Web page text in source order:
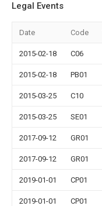
Legal Events
Date Code
2015-02-18 C06
2015-02-18 PB01
2015-03-25 C10
2015-03-25 SE01
2017-09-12 GR01
2017-09-12 GR01
2019-01-01 CP01
2019-01-01 CP01